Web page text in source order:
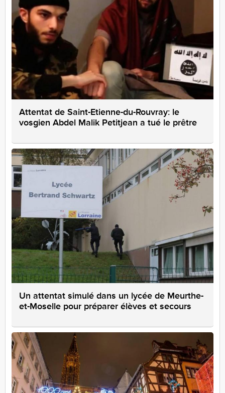
Attentat de Saint-Etienne-du-Rouvray: le
vosgien Abdel Malik Petitjean a tué le prêtre
Un attentat simulé dans un lycée de Meurthe-
et-Moselle pour préparer élèves et secours